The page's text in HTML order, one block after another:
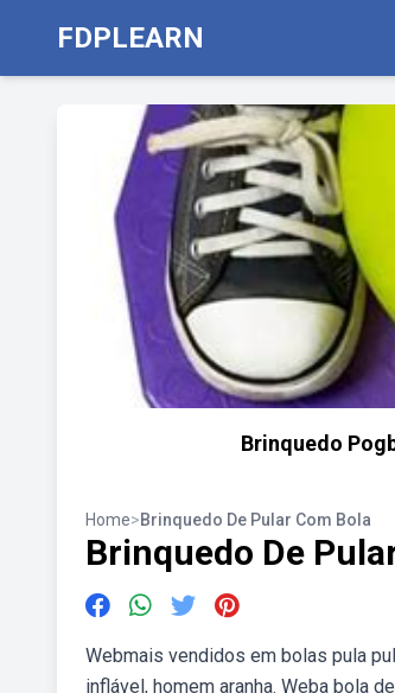
FDPLEARN
Brinquedo
Home>Brinquedo De Pular Com Bola
Brinquedo De
Webmais vendidos em bolas pula
inflável, homem aranha. Weba bola